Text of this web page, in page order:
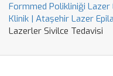
Formmed Polikliniği Lazer
Klinik | Ataşehir Lazer
Lazerler Sivilce Tedavisi